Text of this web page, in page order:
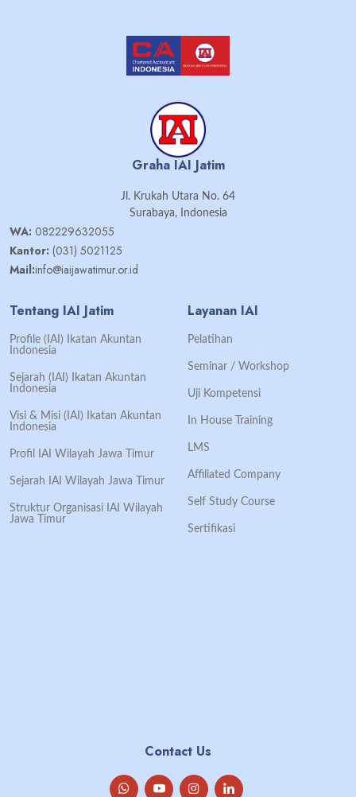
Graha IAI Jatim
Jl. Krukah Utara No. 64
Surabaya, Indonesia
WA: 082229632055
Kantor: (031) 5021125
Mail:info@iaijawatimur.or.id
Tentang IAI Jatim
Profile (IAI) Ikatan Akuntan
Indonesia
Sejarah (IAI) Ikatan Akuntan
Indonesia
Visi & Misi (IAI) Ikatan Akuntan
Indonesia
Profil IAI Wilayah Jawa Timur
Sejarah IAI Wilayah Jawa Timur
Struktur Organisasi IAI Wilayah
Jawa Timur
Layanan IAI
Pelatihan
Seminar / Workshop
Uji Kompetensi
In House Training
LMS
Affiliated Company
Self Study Course
Sertifikasi
Contact Us